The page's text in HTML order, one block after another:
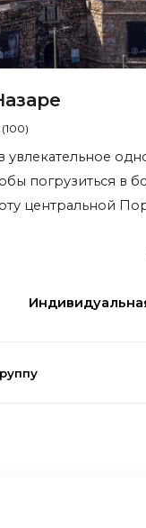
увлекательное
погрузиться в
центральной